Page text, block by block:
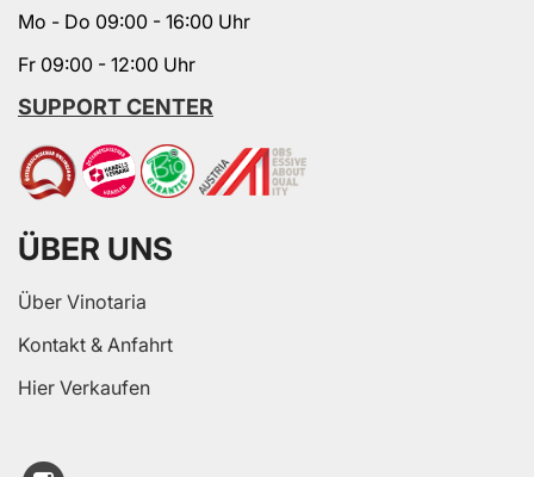
Mo - Do 09:00 - 16:00 Uhr
Fr 09:00 - 12:00 Uhr
SUPPORT CENTER
ÜBER UNS
Über Vinotaria
Kontakt & Anfahrt
Hier Verkaufen